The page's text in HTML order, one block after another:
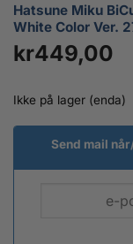
Hatsune Miku
White Color Ver.
kr449,00
Ikke på lager (enda)
Send mail